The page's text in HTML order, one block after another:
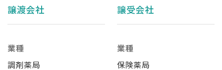
譲渡会社
業種
調剤薬局
譲受会社
業種
保険薬局